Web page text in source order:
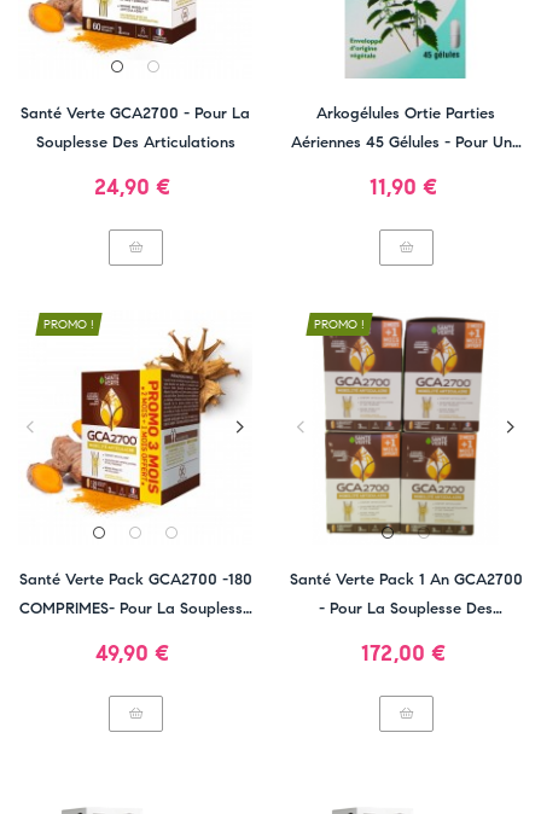
Santé Verte GCA2700 - Pour La
Souplesse Des Articulations
Prix
24,90 €
Arkogélules Ortie Parties
Aériennes 45 Gélules - Pour Une
Prix
11,90 €
PROMO !
Santé Verte Pack GCA2700 -180
COMPRIMES- Pour La Souplesse
Prix
49,90 €
PROMO !
Santé Verte Pack 1 An GCA2700
- Pour La Souplesse Des
Prix
172,00 €